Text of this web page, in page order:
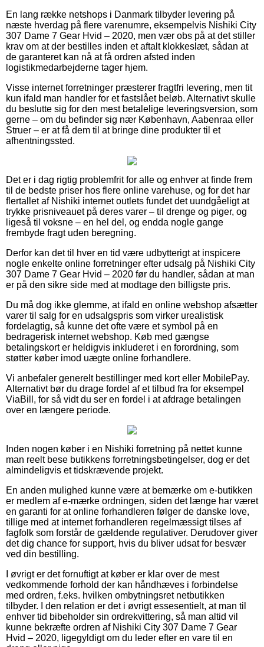
En lang række netshops i Danmark tilbyder levering på
næste hverdag på flere varenumre, eksempelvis Nishiki City
307 Dame 7 Gear Hvid – 2020, men vær obs på at det stiller
krav om at der bestilles inden et aftalt klokkeslæt, sådan at
de garanteret kan nå at få ordren afsted inden
logistikmedarbejderne tager hjem.
Visse internet forretninger præsterer fragtfri levering, men tit
kun ifald man handler for et fastslået beløb. Alternativt skulle
du beslutte sig for den mest betalelige leveringsversion, som
gerne – om du befinder sig nær København, Aabenraa eller
Struer – er at få dem til at bringe dine produkter til et
afhentningssted.
Det er i dag rigtig problemfrit for alle og enhver at finde frem
til de bedste priser hos flere online varehuse, og for det har
flertallet af Nishiki internet outlets fundet det uundgåeligt at
trykke prisniveauet på deres varer – til drenge og piger, og
ligeså til voksne – en hel del, og endda nogle gange
frembyde fragt uden beregning.
Derfor kan det til hver en tid være udbytterigt at inspicere
nogle enkelte online forretninger efter udsalg på Nishiki City
307 Dame 7 Gear Hvid – 2020 før du handler, sådan at man
er på den sikre side med at modtage den billigste pris.
Du må dog ikke glemme, at ifald en online webshop afsætter
varer til salg for en udsalgspris som virker urealistisk
fordelagtig, så kunne det ofte være et symbol på en
bedragerisk internet webshop. Køb med gængse
betalingskort er heldigvis inkluderet i en forordning, som
støtter køber imod uægte online forhandlere.
Vi anbefaler generelt bestillinger med kort eller MobilePay.
Alternativt bør du drage fordel af et tilbud fra for eksempel
ViaBill, for så vidt du ser en fordel i at afdrage betalingen
over en længere periode.
Inden nogen køber i en Nishiki forretning på nettet kunne
man reelt bese butikkens forretningsbetingelser, dog er det
almindeligvis et tidskrævende projekt.
En anden mulighed kunne være at bemærke om e-butikken
er medlem af e-mærke ordningen, siden det længe har været
en garanti for at online forhandleren følger de danske love,
tillige med at internet forhandleren regelmæssigt tilses af
fagfolk som forstår de gældende regulativer. Derudover giver
det dig chance for support, hvis du bliver udsat for besvær
ved din bestilling.
I øvrigt er det fornuftigt at køber er klar over de mest
vedkommende forhold der kan håndhæves i forbindelse
med ordren, f.eks. hvilken ombytningsret netbutikken
tilbyder. I den relation er det i øvrigt essesentielt, at man til
enhver tid bibeholder sin ordrekvittering, så man altid vil
kunne bekræfte ordren af Nishiki City 307 Dame 7 Gear
Hvid – 2020, ligegyldigt om du leder efter en vare til en